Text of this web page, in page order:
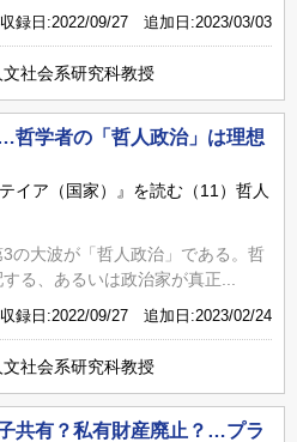
収録日:2022/09/27 追加日:2023/03/03
社会系研究科教授
哲学者の「哲人政治」は理想
イア（国家）』を読む（11）哲人
の大波が「哲人政治」である。哲
る、あるいは政治家が真正...
収録日:2022/09/27 追加日:2023/02/24
社会系研究科教授
共有？私有財産廃止？…プラ